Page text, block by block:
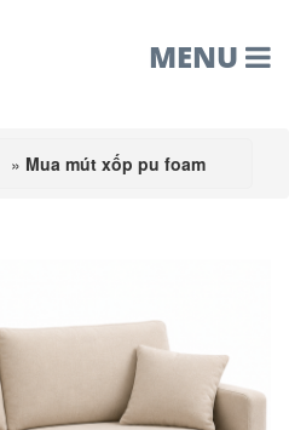
MENU
» Mua mút xốp pu foam